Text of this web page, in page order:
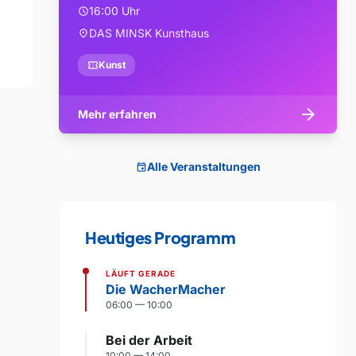
schedule16:00 Uhr
location_onDAS MINSK Kunsthaus
confirmation_numberKunst
Mehr erfahren arrow_forward
eventAlle Veranstaltungen
Heutiges Programm
LÄUFT GERADE
Die WacherMacher
06:00 — 10:00
Bei der Arbeit